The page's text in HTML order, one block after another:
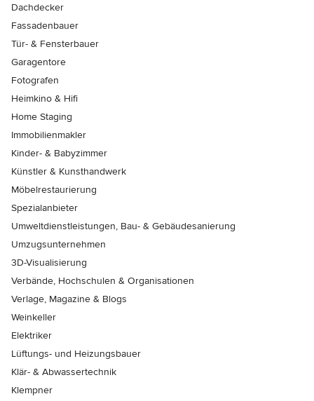
Dachdecker
Fassadenbauer
Tür- & Fensterbauer
Garagentore
Fotografen
Heimkino & Hifi
Home Staging
Immobilienmakler
Kinder- & Babyzimmer
Künstler & Kunsthandwerk
Möbelrestaurierung
Spezialanbieter
Umweltdienstleistungen, Bau- & Gebäudesanierung
Umzugsunternehmen
3D-Visualisierung
Verbände, Hochschulen & Organisationen
Verlage, Magazine & Blogs
Weinkeller
Elektriker
Lüftungs- und Heizungsbauer
Klär- & Abwassertechnik
Klempner